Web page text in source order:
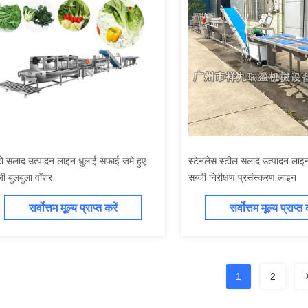
सलाद उत्पादन लाइन धुलाई सफाई जमे हुए
बुलबुला वॉशर
सर्वोत्तम मूल्य प्राप्त करें
स्टेनलेस स्टील सलाद उत्पादन
सब्जी निरीक्षण प्रसंस्करण लाइन
सर्वोत्तम मूल्य प्राप्त
1 2